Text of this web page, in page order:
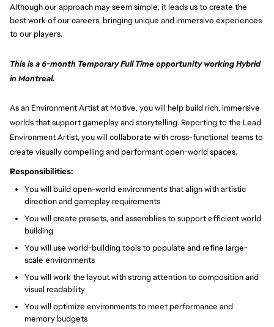
Although our approach may seem simple, it leads us to create the
best work of our careers, bringing unique and immersive experiences
to our players.
This is a 6-month Temporary Full Time opportunity working Hybrid
in Montreal.
As an Environment Artist at Motive, you will help build rich, immersive
worlds that support gameplay and storytelling. Reporting to the Lead
Environment Artist, you will collaborate with cross-functional teams to
create visually compelling and performant open-world spaces.
Responsibilities:
You will build open-world environments that align with artistic
direction and gameplay requirements
You will create presets, and assemblies to support efficient world
building
You will use world-building tools to populate and refine large-
scale environments
You will work the layout with strong attention to composition and
visual readability
You will optimize environments to meet performance and
memory budgets